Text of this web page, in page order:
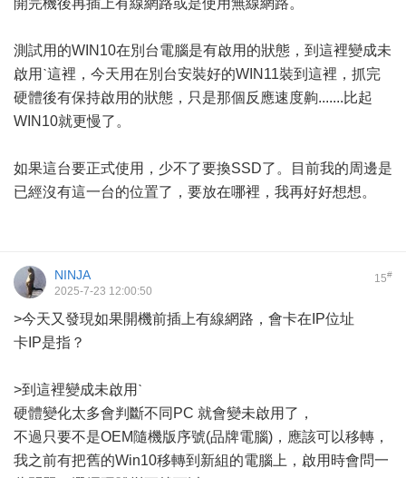
開完機後再插上有線網路或是使用無線網路。
測試用的WIN10在別台電腦是有啟用的狀態，到這裡變成未
啟用ˋ這裡，今天用在別台安裝好的WIN11裝到這裡，抓完
硬體後有保持啟用的狀態，只是那個反應速度齁.......比起
WIN10就更慢了。
如果這台要正式使用，少不了要換SSD了。目前我的周邊是
已經沒有這一台的位置了，要放在哪裡，我再好好想想。
15#
NINJA
2025-7-23 12:00:50
>今天又發現如果開機前插上有線網路，會卡在IP位址
卡IP是指？
>到這裡變成未啟用ˋ
硬體變化太多會判斷不同PC 就會變未啟用了，
不過只要不是OEM隨機版序號(品牌電腦)，應該可以移轉，
我之前有把舊的Win10移轉到新組的電腦上，啟用時會問一